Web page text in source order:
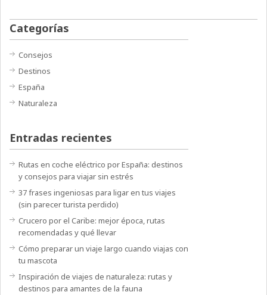
Categorías
Consejos
Destinos
España
Naturaleza
Entradas recientes
Rutas en coche eléctrico por España: destinos
y consejos para viajar sin estrés
37 frases ingeniosas para ligar en tus viajes
(sin parecer turista perdido)
Crucero por el Caribe: mejor época, rutas
recomendadas y qué llevar
Cómo preparar un viaje largo cuando viajas con
tu mascota
Inspiración de viajes de naturaleza: rutas y
destinos para amantes de la fauna